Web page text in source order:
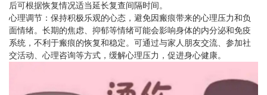
后可根据恢复情况适当延长复查间隔时间。
心理调节：保持积极乐观的心态，避免因瘢痕带来的心理压力和负
面情绪。长期的焦虑、抑郁等情绪可能会影响身体的内分泌和免疫
系统，不利于瘢痕的恢复和稳定。可通过与家人朋友交流、参加社
交活动、心理咨询等方式，缓解心理压力，促进身心健康。